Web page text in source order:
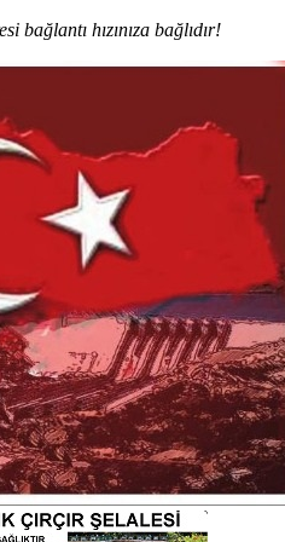
bağlantı hızınıza bağlıdır!